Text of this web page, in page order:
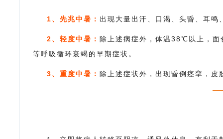
1、先兆中暑 ： 出现大量出汗、口渴、头昏、耳
2、轻度中暑： 除上述病症外，体温38℃以上，面
等呼吸循环衰竭的早期症状。
3、重度中暑： 除上述症状外，出现昏倒痉挛，